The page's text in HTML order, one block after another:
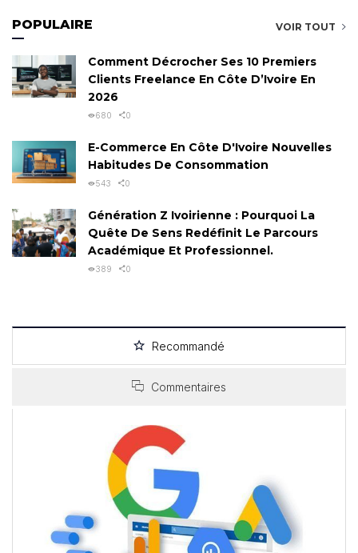
POPULAIRE VOIR TOUT
Comment Décrocher Ses 10 Premiers
Clients Freelance En Côte D’Ivoire En
2026
680 0
E-Commerce En Côte D'Ivoire Nouvelles
Habitudes De Consommation
543 0
Génération Z Ivoirienne : Pourquoi La
Quête De Sens Redéfinit Le Parcours
Académique Et Professionnel.
389 0
Recommandé
Commentaires